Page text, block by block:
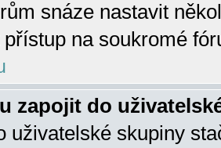
snáze nastavit
na soukromé
zapojit do
uživatelské skupiny